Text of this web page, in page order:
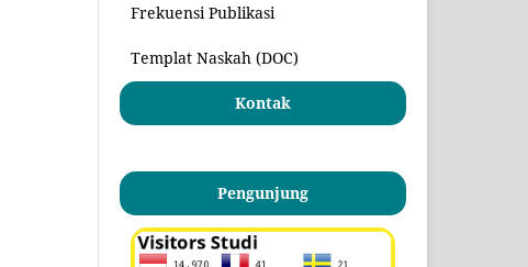
Frekuensi Publikasi
Templat Naskah (DOC)
Kontak
Pengunjung